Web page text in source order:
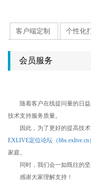
客户端定制 个性化
会员服务
随着客户在线提问量的日益
技术支持服务质量。
因此，为了更好的提高技术
EXLIVE定位论坛（bbs.exlive.cn
家庭。
同时，我们会一如既往的坚
感谢大家理解支持！